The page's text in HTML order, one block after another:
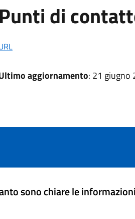
Punti di
aggiornamento: 21 giugno
sono chiare le